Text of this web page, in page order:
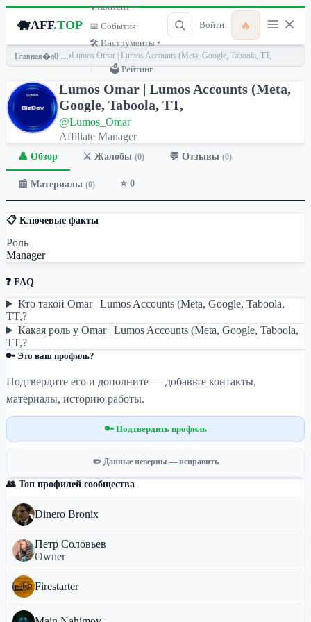
🐗AFF.TOP
🎙 Контент ▾
📅 События
🛠 Инструменты ▾
🗳 Рейтинг
Войти 🔥
Главная › Lumos Omar | Lumos Accounts (Meta, Google, Taboola, TT,
Lumos Omar | Lumos Accounts (Meta,
Google, Taboola, TT,
@Lumos_Omar
Affiliate Manager
👤 Обзор ⚔️ Жалобы (0) 💬 Отзывы (0)
📰 Материалы (0) ⭐ 0
📋 Ключевые факты
Роль
Manager
❓ FAQ
Кто такой Omar | Lumos Accounts (Meta, Google, Taboola,
TT,?
Какая роль у Omar | Lumos Accounts (Meta, Google, Taboola,
TT,?
🔑 Это ваш профиль?
Подтвердите его и дополните — добавьте контакты,
материалы, историю работы.
🔑 Подтвердить профиль
✏️ Данные неверны — исправить
👥 Топ профилей сообщества
Dinero Bronix
Петр Соловьев
Owner
Firestarter